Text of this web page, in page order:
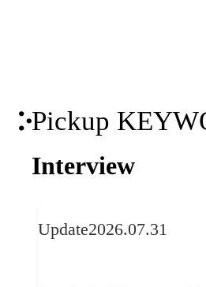
Pickup
Interview
Update2026.07.31